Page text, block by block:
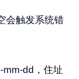
会触发系统错
mm-dd，住址